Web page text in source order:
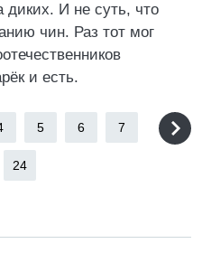
диких. И не суть, что
чин. Раз тот мог
и есть.
5 6 7
24